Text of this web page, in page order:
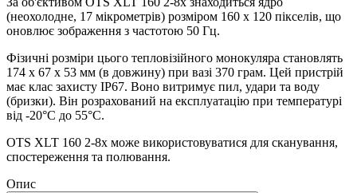
(неохолодне, 17 мікрометрів) розміром 160 x 120 пікселів, що
оновлює зображення з частотою 50 Гц.
Фізичні розміри цього тепловізійного монокуляра становлять
174 х 67 х 53 мм (в довжину) при вазі 370 грам. Цей пристрій
має клас захисту IP67. Воно витримує пил, удари та воду
(бризки). Він розрахований на експлуатацію при температурі
від -20°C до 55°C.
OTS XLT 160 2-8x може використовуватися для сканування,
спостереження та полювання.
Опис